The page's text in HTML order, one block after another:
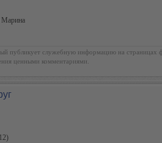
Марина
публикует служебную информацию на страницах
ценными комментариями.